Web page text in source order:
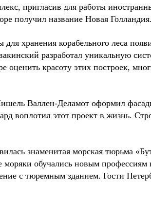
пригласив для работы
получил название Новая Голландия.
хранения корабельного леса
разработал уникальную
красоту этих построек,
Валлен-Деламот оформил
воплотил этот проект в жизнь.
знаменитая морская тюрьма
моряки обучались новым
с тюремным зданием. Гости